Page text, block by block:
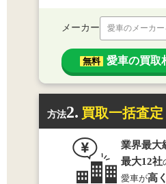
メーカー 愛車のメーカー
無料 愛車の買取
方法2. 買取一括査定
業界最大
最大12社
愛車が高